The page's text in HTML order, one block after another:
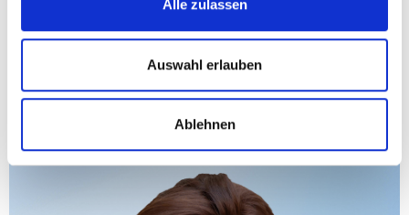
Alle zulassen
Auswahl erlauben
Ablehnen
Landesparteiobfrau Marlene